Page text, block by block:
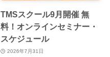
TMSスクール9月開催 無
料！オンラインセミナー・
スケジュール
2026年7月31日